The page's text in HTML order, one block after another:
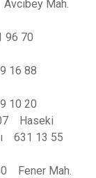
Mah.
96 70
16 88
10 20
Haseki
631 13 55
Fener Mah.